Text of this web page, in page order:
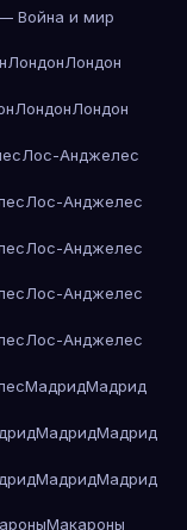
Война и мир
ЛондонЛондон
ЛондонЛондон
Лос-Анджелес
Лос-Анджелес
Лос-Анджелес
Лос-Анджелес
Лос-Анджелес
МадридМадрид
МадридМадрид
МадридМадрид
Макароны